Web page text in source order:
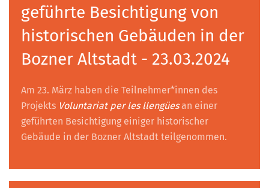
geführte Besichtigung von
historischen Gebäuden in der
Bozner Altstadt - 23.03.2024
Am 23. März haben die Teilnehmer*innen des
Projekts Voluntariat per les llengüesan einer
geführten Besichtigung einiger historischer
Gebäude in der Bozner Altstadt teilgenommen.